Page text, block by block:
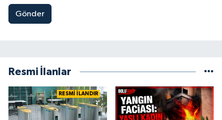
Gönder
Resmi İlanlar
RESMİ İLANDIR